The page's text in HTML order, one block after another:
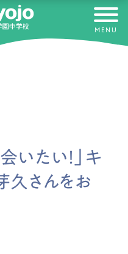
MENU
いたい！」キ
久さんをお